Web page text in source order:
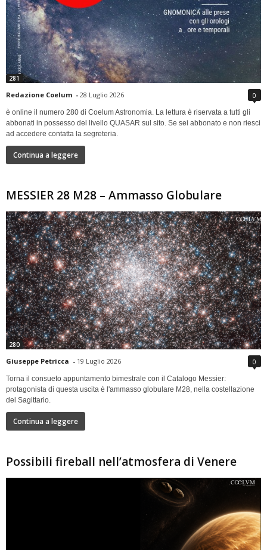
281
Redazione Coelum - 28 Luglio 2026 0
è online il numero 280 di Coelum Astronomia. La lettura è riservata a tutti gli
abbonati in possesso del livello QUASAR sul sito. Se sei abbonato e non riesci
ad accedere contatta la segreteria.
Continua a leggere
MESSIER 28 M28 – Ammasso Globulare
280
Giuseppe Petricca - 19 Luglio 2026 0
Torna il consueto appuntamento bimestrale con il Catalogo Messier:
protagonista di questa uscita è l'ammasso globulare M28, nella costellazione
del Sagittario.
Continua a leggere
Possibili fireball nell’atmosfera di Venere